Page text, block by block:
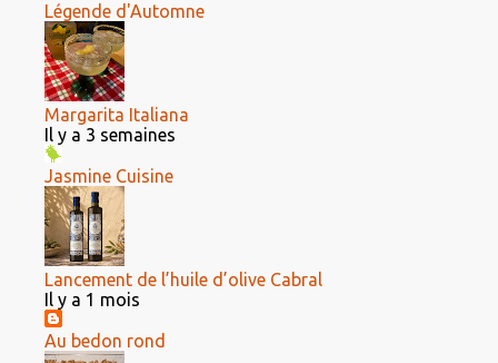
Légende d'Automne
Margarita Italiana
Il y a 3 semaines
Jasmine Cuisine
Lancement de l’huile d’olive Cabral
Il y a 1 mois
Au bedon rond